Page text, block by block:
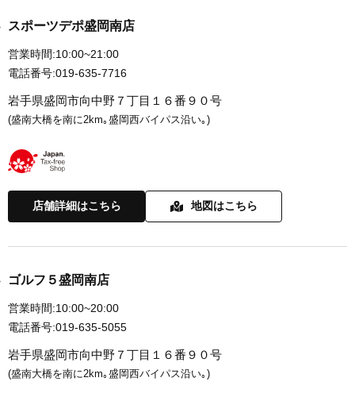
スポーツデポ盛岡南店
営業時間:10:00~21:00
電話番号:019-635-7716
岩手県盛岡市向中野７丁目１６番９０号
(盛南大橋を南に2km｡盛岡西バイパス沿い｡)
店舗詳細はこちら 地図はこちら
ゴルフ５盛岡南店
営業時間:10:00~20:00
電話番号:019-635-5055
岩手県盛岡市向中野７丁目１６番９０号
(盛南大橋を南に2km｡盛岡西バイパス沿い｡)